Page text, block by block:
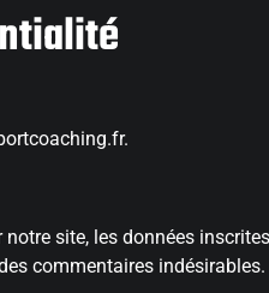
site, les données
commentaires indésirables.